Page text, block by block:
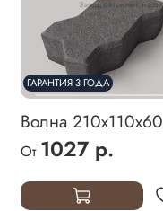
ГАРАНТИЯ 3 ГОДА
Волна 210х110х60
От 1027 р.